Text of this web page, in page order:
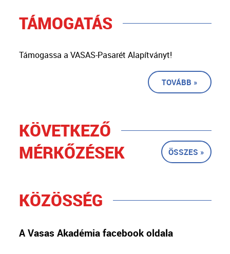
TÁMOGATÁS
Támogassa a VASAS-Pasarét Alapítványt!
TOVÁBB »
KÖVETKEZŐ
MÉRKŐZÉSEK
ÖSSZES »
KÖZÖSSÉG
A Vasas Akadémia facebook oldala